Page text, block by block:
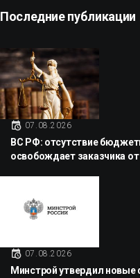
Последние публикации
07.08.2026
ВС РФ: отсутствие
освобождает заказчика
07.08.2026
Минстрой утвердил